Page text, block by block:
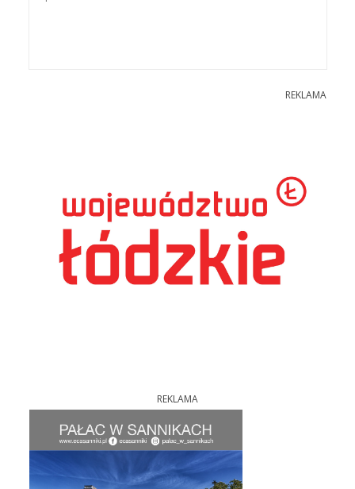
REKLAMA
REKLAMA